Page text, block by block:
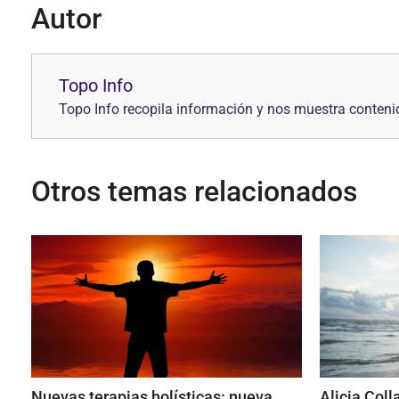
Autor
Topo Info
Topo Info recopila información y nos muestra
Otros temas relacionados